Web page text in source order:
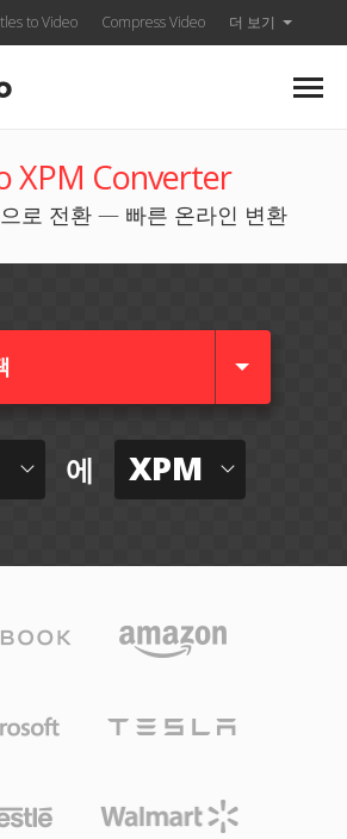
to Video Compress Video 더 보기
XPM Converter
으로 전환 — 빠른 온라인 변환
에 XPM